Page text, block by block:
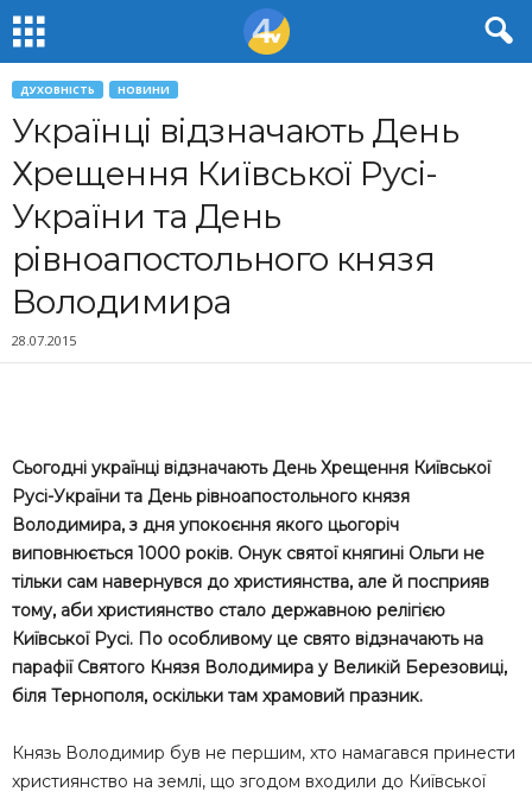
ДУХОВНІСТЬ НОВИНИ
Українці відзначають День
Хрещення Київської Русі-
України та День
рівноапостольного князя
Володимира
28.07.2015
Сьогодні українці відзначають День Хрещення Київської
Русі-України та День рівноапостольного князя
Володимира, з дня упокоєння якого цьогоріч
виповнюється 1000 років. Онук святої княгині Ольги не
тільки сам навернувся до християнства, але й посприяв
тому, аби християнство стало державною релігією
Київської Русі. По особливому це свято відзначають на
парафії Святого Князя Володимира у Великій Березовиці,
біля Тернополя, оскільки там храмовий празник.
Князь Володимир був не першим, хто намагався принести
християнство на землі, що згодом входили до Київської